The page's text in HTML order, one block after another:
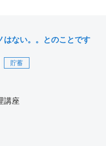
はない。。とのことです
貯蓄
講座